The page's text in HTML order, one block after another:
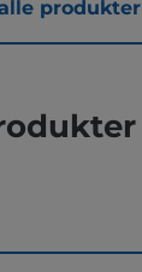
produkter